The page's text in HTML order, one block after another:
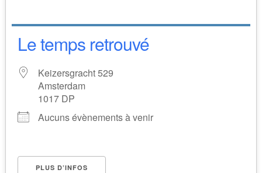
Le temps retrouvé
Keizersgracht 529
Amsterdam
1017 DP
Aucuns évènements à venir
PLUS D’INFOS